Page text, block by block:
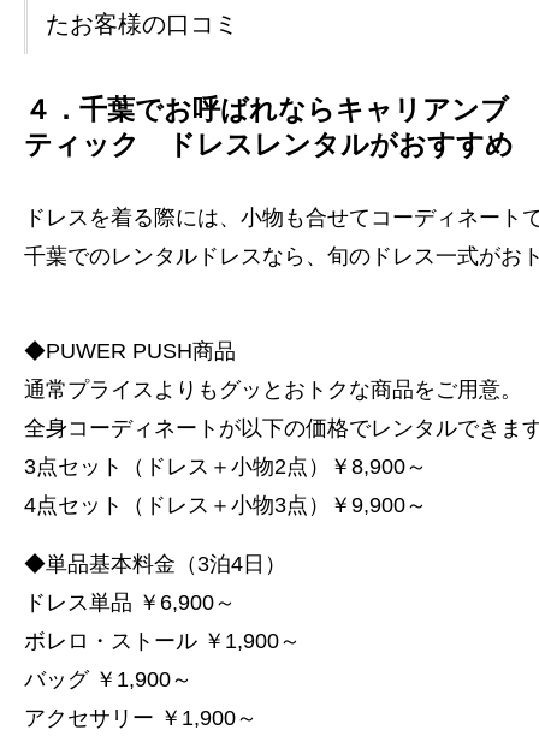
たお客様の口コミ
４．千葉でお呼ばれならキャリアンブ
ティック ドレスレンタルがおすすめ
ドレスを着る際には、小物も合せてコーディネー
千葉でのレンタルドレスなら、旬のドレス一式がお
◆PUWER PUSH商品
通常プライスよりもグッとおトクな商品をご用意。
全身コーディネートが以下の価格でレンタルできま
3点セット（ドレス＋小物2点）￥8,900～
4点セット（ドレス＋小物3点）￥9,900～
◆単品基本料金（3泊4日）
ドレス単品 ￥6,900～
ボレロ・ストール ￥1,900～
バッグ ￥1,900～
アクセサリー ￥1,900～